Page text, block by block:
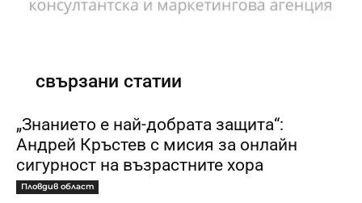
свързани статии
„Знанието е най-добрата защита“:
Андрей Кръстев с мисия за онлайн
сигурност на възрастните хора
Пловдив област